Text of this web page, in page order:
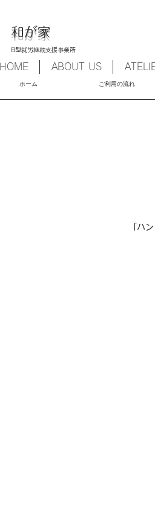
和が家
B型就労継続支援事業所
HOME ABOUT US
​ホーム ​ご利用の流れ
「ハ